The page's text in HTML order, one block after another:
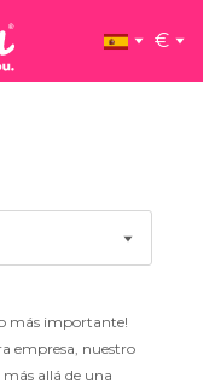
€
más importante!
empresa, nuestro
allá de una